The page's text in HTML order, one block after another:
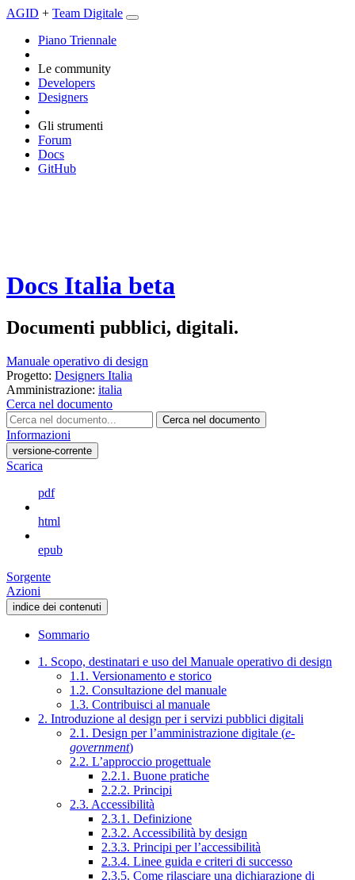
AGID + Team Digitale
Piano Triennale
Le community
Developers
Designers
Gli strumenti
Forum
Docs
GitHub
Docs Italia beta
Documenti pubblici, digitali.
Manuale operativo di design
Progetto: Designers Italia
Amministrazione: italia
Cerca nel documento
Cerca nel documento
Informazioni
versione-corrente
Scarica
pdf
html
epub
Sorgente
Azioni
indice dei contenuti
Sommario
1. Scopo, destinatari e uso del Manuale operativo di design
1.1. Versionamento e storico
1.2. Consultazione del manuale
1.3. Contribuisci al manuale
2. Introduzione al design per i servizi pubblici digitali
2.1. Design per l’amministrazione digitale (e-
government)
2.2. L’approccio progettuale
2.2.1. Buone pratiche
2.2.2. Principi
2.3. Accessibilità
2.3.1. Definizione
2.3.2. Accessibilità by design
2.3.3. Principi per l’accessibilità
2.3.4. Linee guida e criteri di successo
2.3.5. Come rilasciare una dichiarazione di